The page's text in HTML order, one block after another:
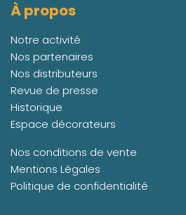
À propos
Notre activité
Nos partenaires
Nos distributeurs
Revue de presse
Historique
Espace décorateurs
Nos conditions de vente
Mentions Légales
Politique de confidentialité